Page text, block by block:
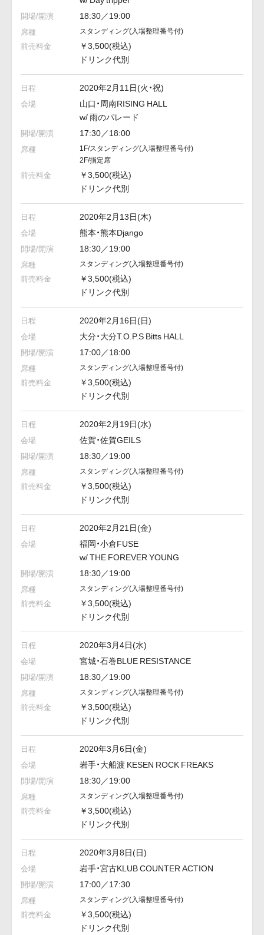
18:30／19:00
スタンディング(入場整理番号付)
￥3,500(税込)
ドリンク代別
2020年2月11日(火・祝)
山口・周南RISING HALL
w/ 雨のパレード
17:30／18:00
1F/スタンディング(入場整理番号付)
2F/指定席
￥3,500(税込)
ドリンク代別
2020年2月13日(木)
熊本・熊本Django
18:30／19:00
スタンディング(入場整理番号付)
￥3,500(税込)
ドリンク代別
2020年2月16日(日)
大分・大分T.O.P.S Bitts HALL
17:00／18:00
スタンディング(入場整理番号付)
￥3,500(税込)
ドリンク代別
2020年2月19日(水)
佐賀・佐賀GEILS
18:30／19:00
スタンディング(入場整理番号付)
￥3,500(税込)
ドリンク代別
2020年2月21日(金)
福岡・小倉FUSE
w/ THE FOREVER YOUNG
18:30／19:00
スタンディング(入場整理番号付)
￥3,500(税込)
ドリンク代別
2020年3月4日(水)
宮城・石巻BLUE RESISTANCE
18:30／19:00
スタンディング(入場整理番号付)
￥3,500(税込)
ドリンク代別
2020年3月6日(金)
岩手・大船渡 KESEN ROCK FREAKS
18:30／19:00
スタンディング(入場整理番号付)
￥3,500(税込)
ドリンク代別
2020年3月8日(日)
岩手・宮古KLUB COUNTER ACTION
17:00／17:30
スタンディング(入場整理番号付)
￥3,500(税込)
ドリンク代別